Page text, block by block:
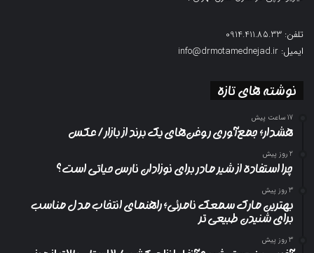
تلفن: 0914.411.85.33
ایمیل: info@drmotamednejad.ir
نوشته های تازه
17 ساعت پیش
هشدار؛ جمع‌آوری روغن‌های یک برند از بازار/ عکس
2 روز پیش
چرا استفاده از شیر مادر برای نوزادان نارس حیاتی است؟
3 روز پیش
بهترین مارک سمعک نامرئی؛ راهنمای انتخاب مدل مناسب
برای شنیدن طبیعی تر
3 روز پیش